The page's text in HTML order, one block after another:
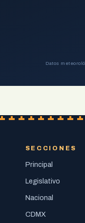
Datos
SECCIONES
Principal
Legislativo
Nacional
CDMX